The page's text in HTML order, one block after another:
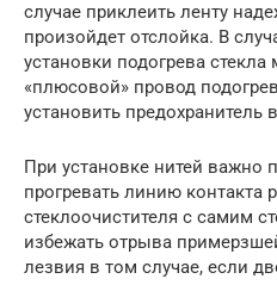
случае приклеить ленту
произойдет отслойка. В
установки подогрева
«плюсовой» провод
установить предохранитель
При установке нитей важно
прогревать линию контакта
стеклоочистителя с самим
избежать отрыва
лезвия в том случае, если